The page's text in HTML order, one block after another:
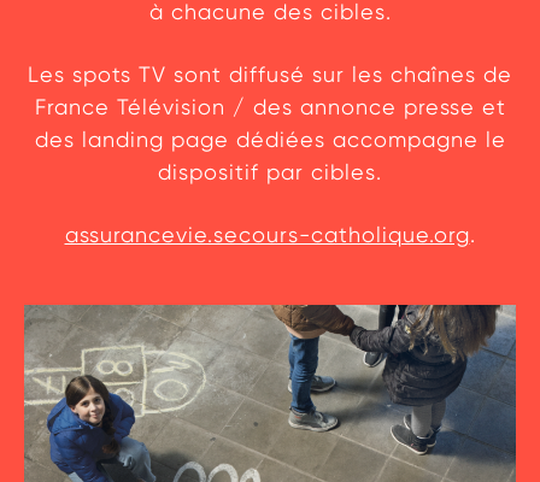
Communiqués de presse
Gouvernance
à chacune des cibles.
Les spots TV sont diffusé sur les chaînes de
France Télévision / des annonce presse et
des landing page dédiées accompagne le
dispositif par cibles.
assurancevie.secours-catholique.org.